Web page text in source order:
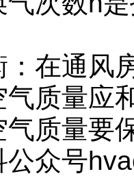
：在通风
质量应
质量要
众号